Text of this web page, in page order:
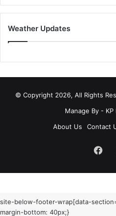
Weather Updates
© Copyright 2026, All Rights
Manage By -
About Us
Contact
site-below-footer-wrap[data-
margin-bottom: 40px;}